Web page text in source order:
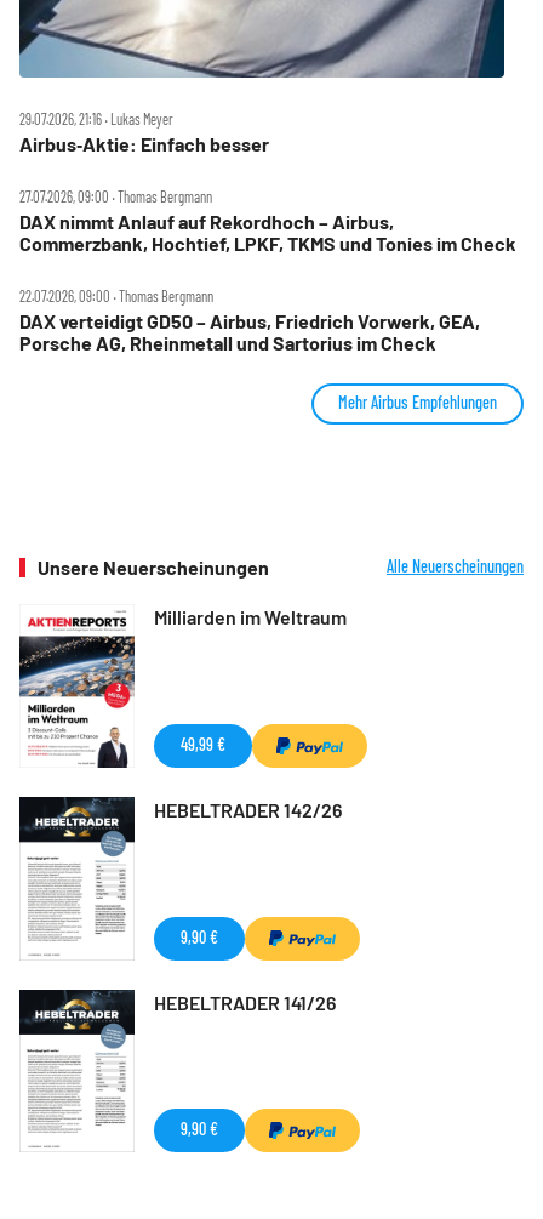
29.07.2026, 21:16 ‧ Lukas Meyer
Airbus‑Aktie: Einfach besser
27.07.2026, 09:00 ‧ Thomas Bergmann
DAX nimmt Anlauf auf Rekordhoch – Airbus,
Commerzbank, Hochtief, LPKF, TKMS und Tonies im Check
22.07.2026, 09:00 ‧ Thomas Bergmann
DAX verteidigt GD50 – Airbus, Friedrich Vorwerk, GEA,
Porsche AG, Rheinmetall und Sartorius im Check
Mehr Airbus Empfehlungen
Unsere Neuerscheinungen Alle Neuerscheinungen
Milliarden im Weltraum
49,99 €
HEBELTRADER 142/26
9,90 €
HEBELTRADER 141/26
9,90 €